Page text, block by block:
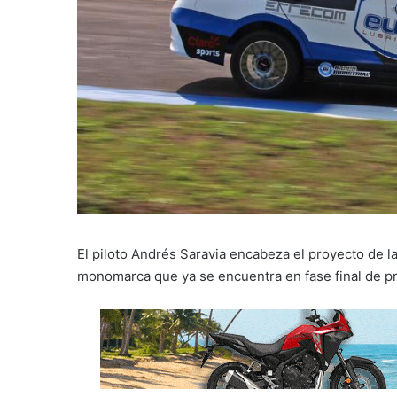
El piloto Andrés Saravia encabeza el proyecto de
monomarca que ya se encuentra en fase final de